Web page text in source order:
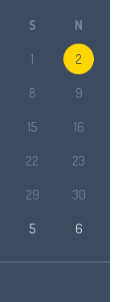
S N
1 2
8 9
15 16
22 23
29 30
5 6